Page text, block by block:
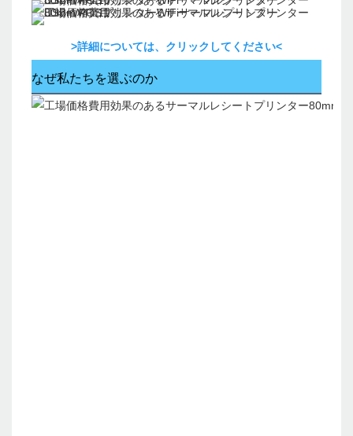
>詳細については、クリックしてください<
なぜ私たちを選ぶのか